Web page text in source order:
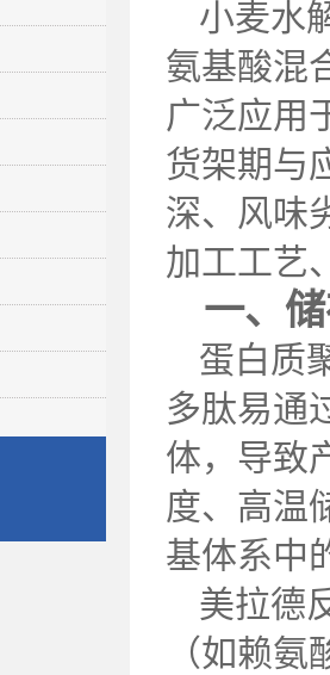
小麦水
氨基酸混
广泛应用
货架期与
深、风味
加工工艺
一、
蛋白质
多肽易通
体，导致
度、高温
基体系中
美拉德
（如赖